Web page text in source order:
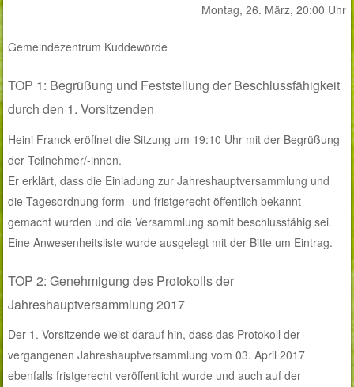
Montag, 26. März, 20:00 Uhr
Gemeindezentrum Kuddewörde
TOP 1: Begrüßung und Feststellung der Beschlussfähigkeit
durch den 1. Vorsitzenden
Heini Franck eröffnet die Sitzung um 19:10 Uhr mit der Begrüßung
der Teilnehmer/-innen.
Er erklärt, dass die Einladung zur Jahreshauptversammlung und
die Tagesordnung form- und fristgerecht öffentlich bekannt
gemacht wurden und die Versammlung somit beschlussfähig sei.
Eine Anwesenheitsliste wurde ausgelegt mit der Bitte um Eintrag.
TOP 2: Genehmigung des Protokolls der
Jahreshauptversammlung 2017
Der 1. Vorsitzende weist darauf hin, dass das Protokoll der
vergangenen Jahreshauptversammlung vom 03. April 2017
ebenfalls fristgerecht veröffentlicht wurde und auch auf der